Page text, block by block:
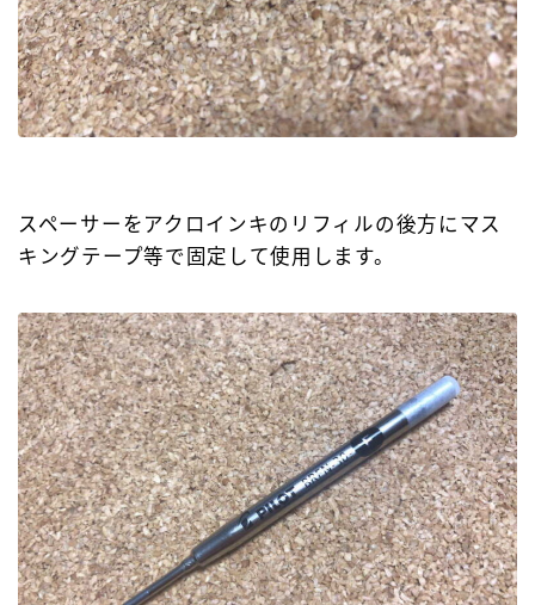
スペーサーをアクロインキのリフィルの後方にマス
キングテープ等で固定して使用します。